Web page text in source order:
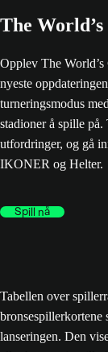
The World’s
Opplev The
nyeste
turneringsmodus
stadioner å spille
utfordringer, og gå
IKONER og Helter.
Spill nå
Tabellen over
lanseringen. Den